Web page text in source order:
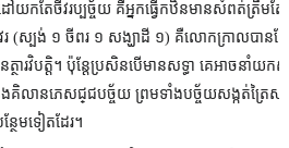
តែចីវរប្បច្ច័យ គឺអ្នកធ្វើកឋិនមានសំពត់ត្រឹមតែ
(ស្បង់ ១ ចីពរ ១ សង្ឃាដី ១) គឺលោកក្រាលបាន
បត្តិ។ ប៉ុន្តែប្រសិនបើមានសទ្ធា គេអាចនាំយកសម្ភ
លានភេសជ្​ជបច្ច័យ ព្រមទាំងបច្ច័យសង្កត់ត្រៃស
ែមទៀតដែរ។